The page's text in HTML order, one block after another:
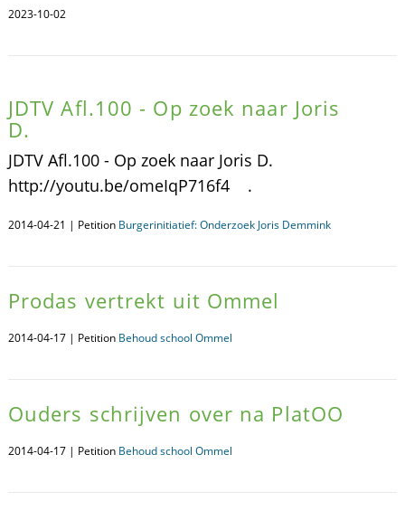
2023-10-02
JDTV Afl.100 - Op zoek naar Joris
D.
JDTV Afl.100 - Op zoek naar Joris D.
http://youtu.be/omeIqP716f4 .
2014-04-21 | Petition Burgerinitiatief: Onderzoek Joris Demmink
Prodas vertrekt uit Ommel
2014-04-17 | Petition Behoud school Ommel
Ouders schrijven over na PlatOO
2014-04-17 | Petition Behoud school Ommel